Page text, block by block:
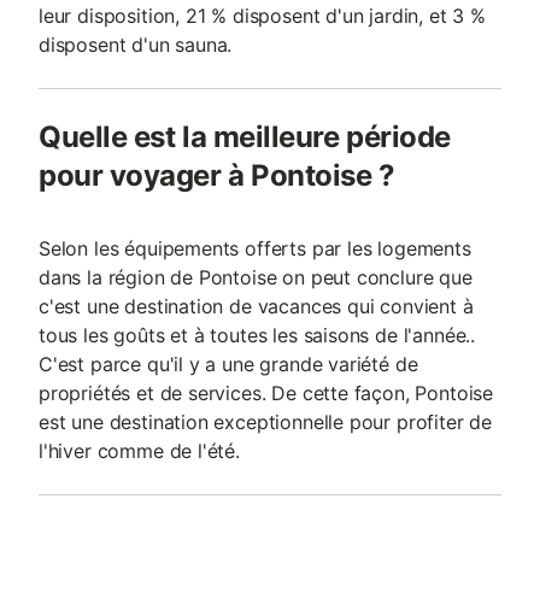
leur disposition, 21 % disposent d'un jardin, et 3 %
disposent d'un sauna.
Quelle est la meilleure période
pour voyager à Pontoise ?
Selon les équipements offerts par les logements
dans la région de Pontoise on peut conclure que
c'est une destination de vacances qui convient à
tous les goûts et à toutes les saisons de l'année..
C'est parce qu'il y a une grande variété de
propriétés et de services. De cette façon, Pontoise
est une destination exceptionnelle pour profiter de
l'hiver comme de l'été.